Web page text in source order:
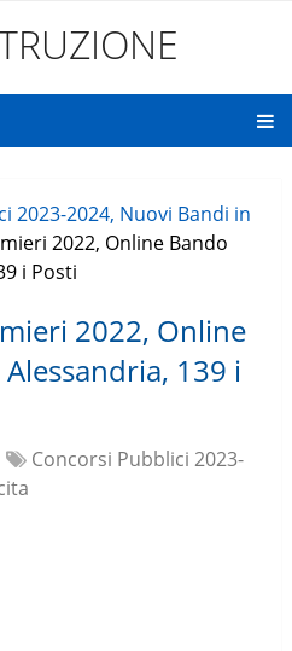
2023-2024, Nuovi Bandi in
2022, Online Bando
i Posti
2022, Online
139 i
Concorsi Pubblici 2023-